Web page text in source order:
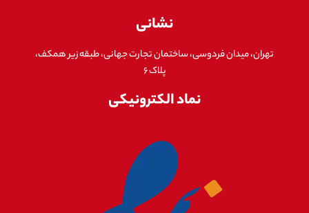
نشانی
تهران، میدان فردوسی، ساختمان تجارت جهانی، طبقه زیر همکف،
پلاک ۶
نماد الکترونیکی